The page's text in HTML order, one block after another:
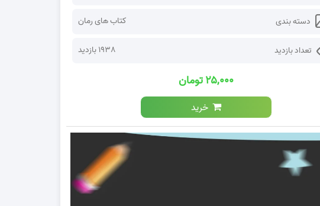
دسته بندی کتاب های رمان
تعداد بازدید 1938 بازدید
۲۵,۰۰۰ تومان
خرید